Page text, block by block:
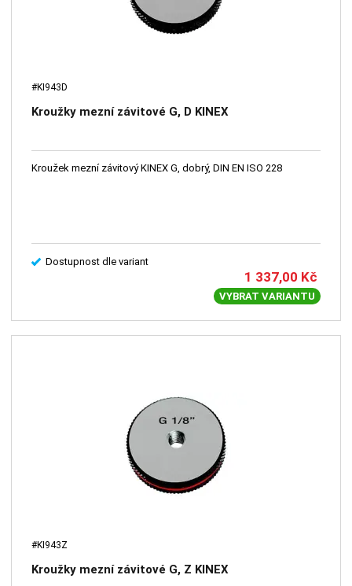
#KI943D
Kroužky mezní závitové G, D KINEX
Kroužek mezní závitový KINEX G, dobrý, DIN EN ISO 228
Dostupnost dle variant
1 337,00 Kč
VYBRAT VARIANTU
#KI943Z
Kroužky mezní závitové G, Z KINEX